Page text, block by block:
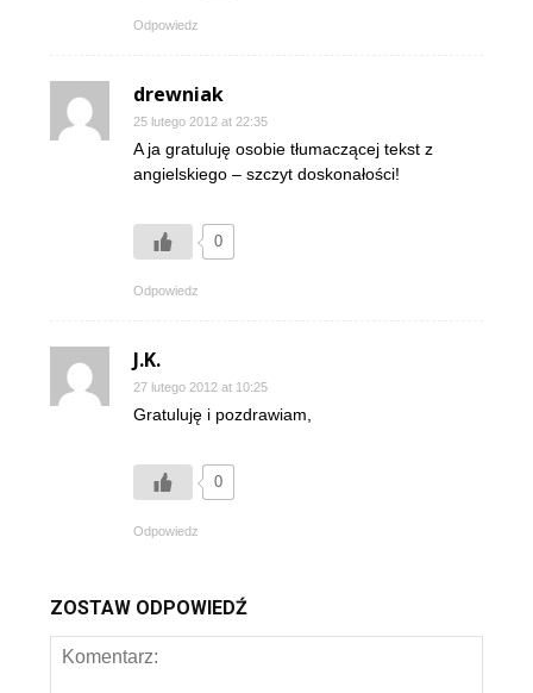
Odpowiedz
drewniak
25 lutego 2012 at 22:35
A ja gratuluję osobie tłumaczącej tekst z
angielskiego – szczyt doskonałości!
0
Odpowiedz
J.K.
27 lutego 2012 at 10:25
Gratuluję i pozdrawiam,
0
Odpowiedz
ZOSTAW ODPOWIEDŹ